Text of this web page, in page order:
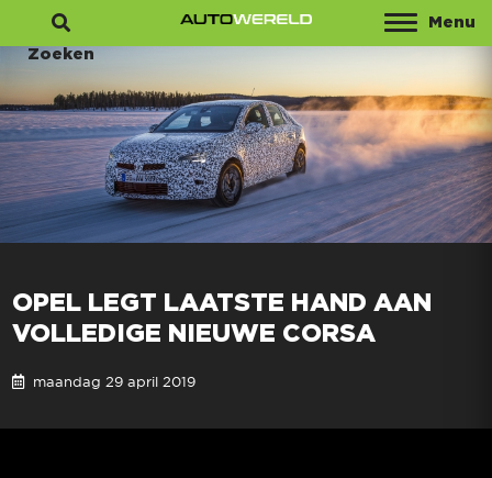
Menu
Zoeken
OPEL LEGT LAATSTE HAND AAN
VOLLEDIGE NIEUWE CORSA
maandag 29 april 2019